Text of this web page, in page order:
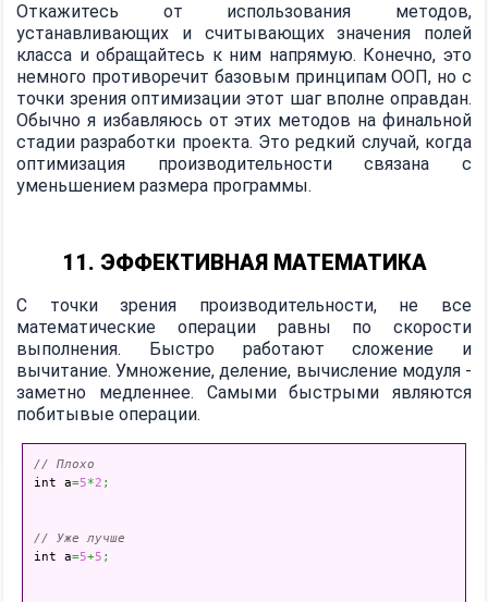
Откажитесь от использования методов,
устанавливающих и считывающих значения полей
класса и обращайтесь к ним напрямую. Конечно, это
немного противоречит базовым принципам ООП, но с
точки зрения оптимизации этот шаг вполне оправдан.
Обычно я избавляюсь от этих методов на финальной
стадии разработки проекта. Это редкий случай, когда
оптимизация производительности связана с
уменьшением размера программы.
11. ЭФФЕКТИВНАЯ МАТЕМАТИКА
С точки зрения производительности, не все
математические операции равны по скорости
выполнения. Быстро работают сложение и
вычитание. Умножение, деление, вычисление модуля -
заметно медленнее. Самыми быстрыми являются
побитывые операции.
// Плохо
int a=5*2 ;
// Уже лучше
int a=5+5 ;